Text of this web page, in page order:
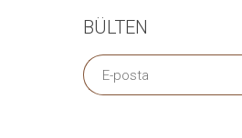
BÜLTEN